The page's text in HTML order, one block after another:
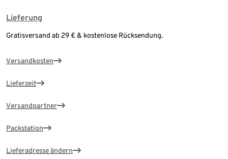
Lieferung
Gratisversand ab 29 € & kostenlose Rücksendung.
Versandkosten
Lieferzeit
Versandpartner
Packstation
Lieferadresse ändern